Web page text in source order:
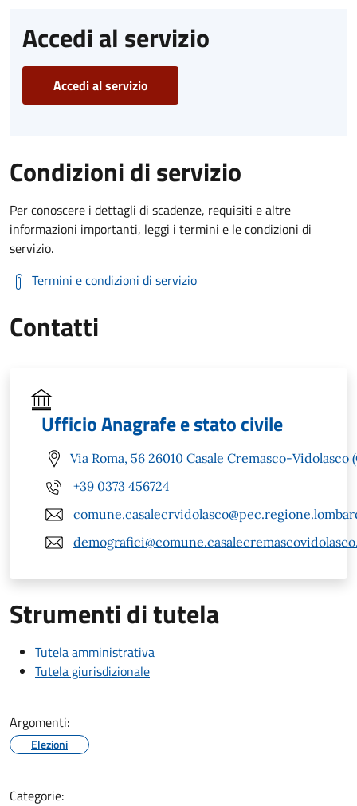
Accedi al servizio
Accedi al servizio
Condizioni di servizio
Per conoscere i dettagli di scadenze, requisiti e altre
informazioni importanti, leggi i termini e le condizioni di
servizio.
Termini e condizioni di servizio
Contatti
Ufficio Anagrafe e stato civile
Via Roma, 56 26010 Casale Cremasco-Vidolasco
+39 0373 456724
Strumenti di tutela
Tutela amministrativa
Tutela giurisdizionale
Argomenti:
Elezioni
Categorie: